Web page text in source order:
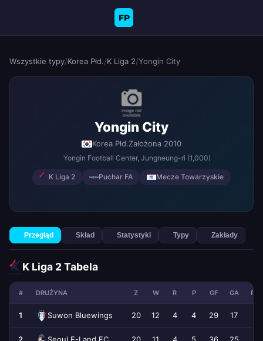
FP
Wszystkie typy/Korea Płd./K Liga 2/Yongin City
Yongin City
Korea Płd.Założona 2010
Yongin Football Center, Jungneung-ri (1,000)
K Liga 2 Puchar FA Mecze Towarzyskie
Przegląd Skład Statystyki Typy Zakłady
K Liga 2 Tabela
# DRUŻYNA Z W R P GF GA
1 Suwon Bluewings 20 12 4 4 29 17
2 20 11 4 5 36 25